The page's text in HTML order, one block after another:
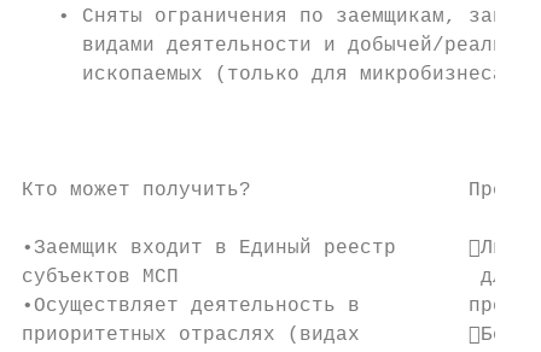
• Сняты ограничения по заемщикам,
видами деятельности и добычей/
ископаемых (только для микробизнеса
Кто может получить?
•Заемщик входит в Единый реестр
субъектов МСП                         для
•Осуществляет деятельность в
приоритетных отраслях (видах